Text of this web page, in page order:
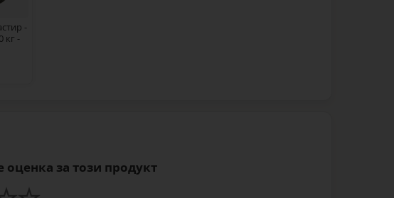
-
кг -
оценка за този продукт